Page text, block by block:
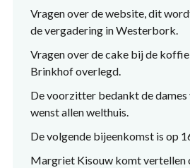
Vragen over de website, dit
de vergadering in Westerbork.
Vragen over de cake bij de
Brinkhof overlegd.
De voorzitter bedankt de dames
wenst allen welthuis.
De volgende bijeenkomst is op
Margriet Kisouw komt vertellen